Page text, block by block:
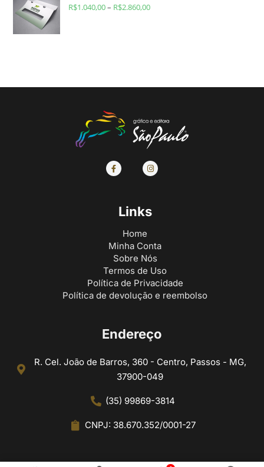
R$1.040,00– R$2.860,00
Links
Home
Minha Conta
Sobre Nós
Termos de Uso
Política de Privacidade
Política de devolução e reembolso
Endereço
R. Cel. João de Barros, 360 - Centro, Passos - MG,
37900-049
(35) 99869-3814
CNPJ: 38.670.352/0001-27